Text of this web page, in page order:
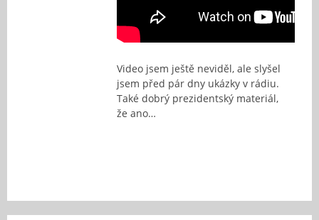
Video jsem ještě neviděl, ale slyšel
jsem před pár dny ukázky v rádiu.
Také dobrý prezidentský materiál,
že ano…